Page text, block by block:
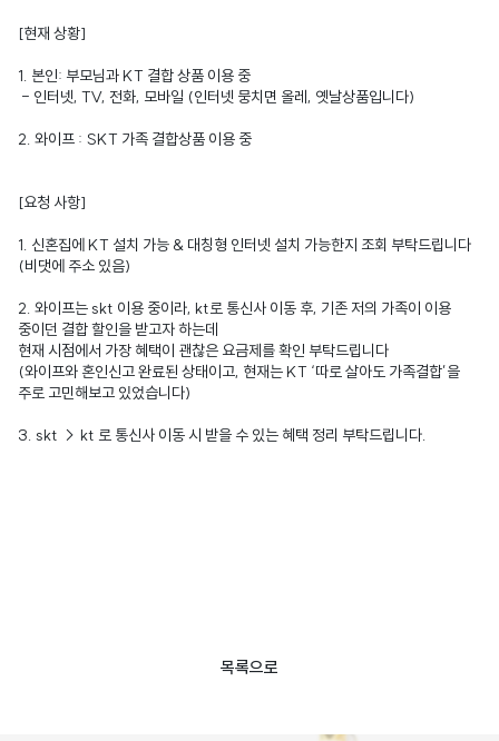
[현재 상황]
1. 본인: 부모님과 KT 결합 상품 이용 중
- 인터넷, TV, 전화, 모바일 (인터넷 뭉치면 올레, 옛날상품입니다)
2. 와이프 : SKT 가족 결합상품 이용 중
[요청 사항]
1. 신혼집에 KT 설치 가능 & 대칭형 인터넷 설치 가능한지 조회 부탁드립니다
(비댓에 주소 있음)
2. 와이프는 skt 이용 중이라, kt로 통신사 이동 후, 기존 저의 가족이 이용
중이던 결합 할인을 받고자 하는데
현재 시점에서 가장 혜택이 괜찮은 요금제를 확인 부탁드립니다
(와이프와 혼인신고 완료된 상태이고, 현재는 KT ‘따로 살아도 가족결합’을
주로 고민해보고 있었습니다)
3. skt → kt 로 통신사 이동 시 받을 수 있는 혜택 정리 부탁드립니다.
목록으로